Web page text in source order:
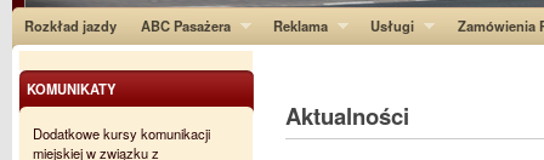
Rozkład jazdy ABC Pasażera Reklama Usługi Zamówienia
Aktualności
KOMUNIKATY
Dodatkowe kursy komunikacji
miejskiej w związku z